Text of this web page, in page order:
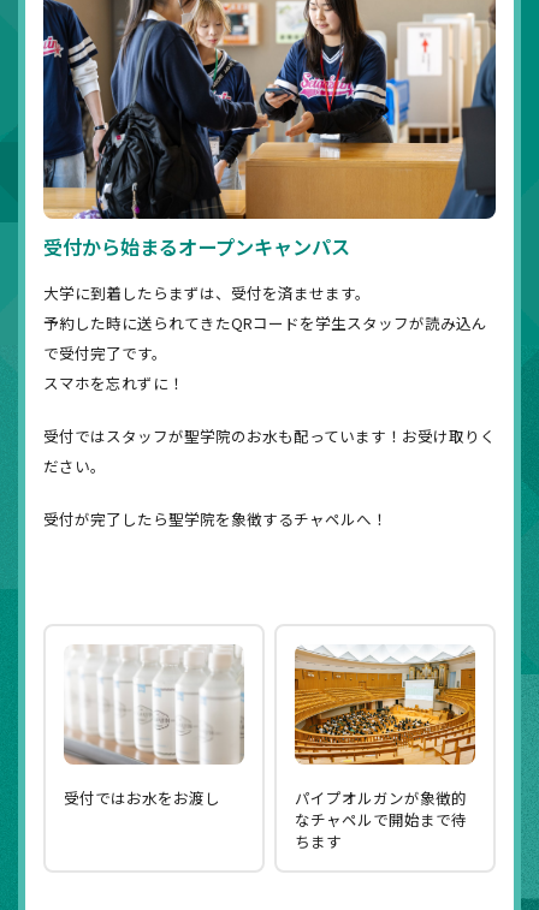
受付から始まるオープンキャンパス
大学に到着したらまずは、受付を済ませます。
予約した時に送られてきたQRコードを学生スタッフが読み込ん
で受付完了です。
スマホを忘れずに！
受付ではスタッフが聖学院のお水も配っています！お受け取りく
ださい。
受付が完了したら聖学院を象徴するチャペルへ！
受付ではお水をお渡し
パイプオルガンが象徴的
なチャペルで開始まで待
ちます